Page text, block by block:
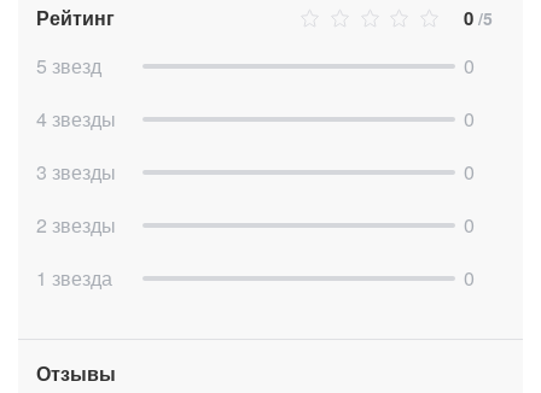
Рейтинг 0 /5
5 звезд
0
4 звезды
0
3 звезды
0
2 звезды
0
1 звезда
0
Отзывы